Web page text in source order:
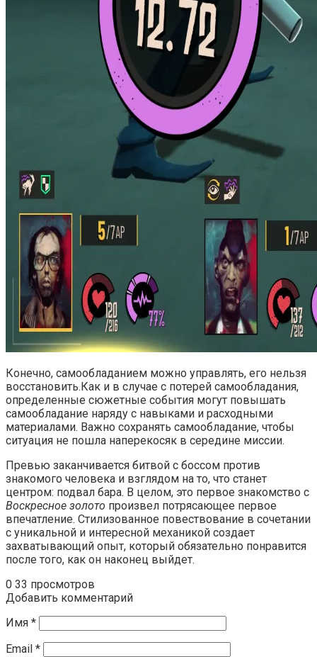
Конечно, самообладанием можно управлять, его нельзя
восстановить.Как и в случае с потерей самообладания,
определенные сюжетные события могут повышать
самообладание наряду с навыками и расходными
материалами. Важно сохранять самообладание, чтобы
ситуация не пошла наперекосяк в середине миссии.
Превью заканчивается битвой с боссом против
знакомого человека и взглядом на то, что станет
центром: подвал бара. В целом, это первое знакомство с
Воскресное золото произвел потрясающее первое
впечатление. Стилизованное повествование в сочетании
с уникальной и интересной механикой создает
захватывающий опыт, который обязательно понравится
после того, как он наконец выйдет.
0 33 просмотров
Добавить комментарий
Имя *
Email *